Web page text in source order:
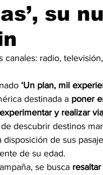
su
radio,
‘Un plan, mil
destinada a poner
y realizar
descubrir destinos
de sus
de su edad.
se busca